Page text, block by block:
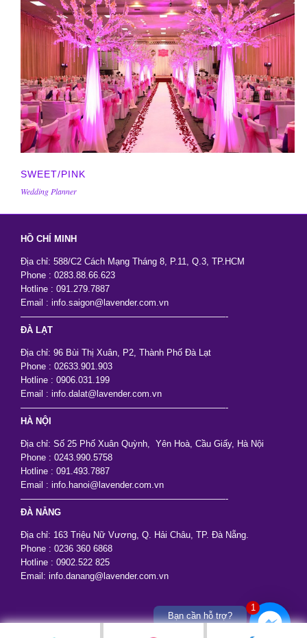
SWEET/PINK
Wedding Planner
HỒ CHÍ MINH
Địa chỉ: 588/C2 Cách Mạng Tháng 8, P.11, Q.3, TP.HCM
Phone : 0283.88.66.623
Hotline : 091.279.7887
Email : info.saigon@lavender.com.vn
———————————————————————-
ĐÀ LẠT
Địa chỉ: 96 Bùi Thị Xuân, P2, Thành Phố Đà Lạt
Phone : 02633.901.903
Hotline : 0906.031.199
Email : info.dalat@lavender.com.vn
———————————————————————-
HÀ NỘI
Địa chỉ: Số 25 Phố Xuân Quỳnh, Yên Hoà, Cầu Giấy, Hà Nội
Phone : 0243.990.5758
Hotline : 091.493.7887
Email : info.hanoi@lavender.com.vn
———————————————————————-
ĐÀ NẴNG
Địa chỉ: 163 Triệu Nữ Vương, Q. Hải Châu, TP. Đà Nẵng.
Phone : 0236 360 6868
Hotline : 0902.522 825
Email: info.danang@lavender.com.vn
1
Bạn cần hỗ trợ?